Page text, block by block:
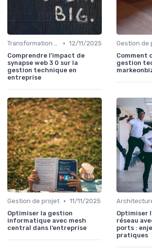
Transformation digitale • 12/11/2025
Comprendre l’impact de
synapse web 3 0 sur la
gestion technique en
entreprise
Comment
gestion
Gestion de projet • 11/11/2025
Optimiser la gestion
informatique avec mesh
central dans l’entreprise
Optimiser
réseau
ports :
pratiques